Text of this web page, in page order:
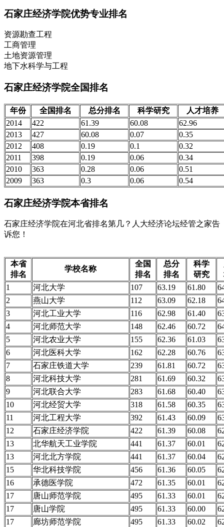
石家庄经济学院优势专业排名
资源勘查工程
工商管理
土地资源管理
地下水科学与工程
石家庄经济学院全国排名
年份 全国排名 总分排名 科学研究
人才培养
2014
422 61.39 60.08
62.96
2013
427 60.08 0.07
0.35
2012
408 0.19 0.1
0.32
2011
398 0.19 0.06
0.34
2010
363 0.28 0.06
0.51
2009
363 0.3 0.06 0.54
石家庄经济学院本省排名
石家庄经济学院在河北省排名第几？人大经济论坛经管之家告
诉您！
本省
排名
学校名称
全国
排名
总分
排名
科学
研究
1
河北大学 107 63.19 61.80
2
燕山大学 112 63.09 62.18
3
河北工业大学 116 62.98 61.40
4
河北师范大学 148 62.46 60.72
5
河北农业大学 155 62.36 61.03
6
河北医科大学 162 62.28 60.76
7
石家庄铁道大学 239 61.81 60.72
8
河北科技大学 281 61.69 60.32
9
河北联合大学 283 61.68 60.40
10
河北经贸大学 318 61.58 60.35
11
河北工程大学 392 61.43 60.09
12
石家庄经济学院 422 61.39 60.08
13
北华航天工业学院 441 61.37 60.01
13
河北北方学院 441 61.37 60.04
15
华北科技学院 456 61.36 60.05
16
承德医学院 472 61.35 60.01
17
唐山师范学院 495 61.33 60.01
17
唐山学院 495 61.33 60.00
17
廊坊师范学院 495 61.33 60.02